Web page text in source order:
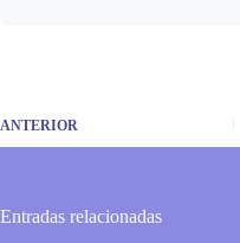
ANTERIOR
Entradas relacionadas